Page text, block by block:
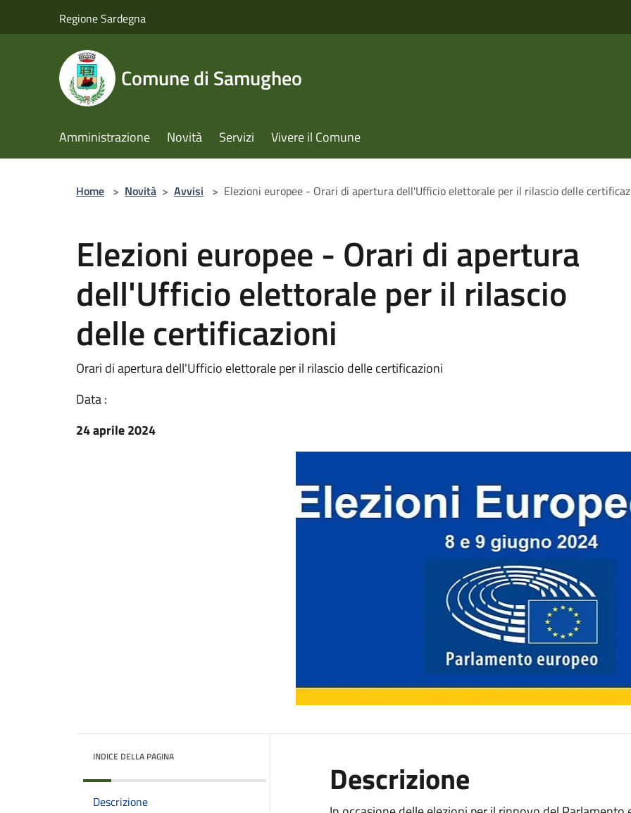
Regione Sardegna
Comune di Samugheo
Amministrazione Novità Servizi Vivere il Comune
Home > Novità > Avvisi > Elezioni europee - Orari di apertura dell'Ufficio elettorale per il rilascio delle
Elezioni europee - Orari di apertura
dell'Ufficio elettorale per il rilascio
delle certificazioni
Orari di apertura dell'Ufficio elettorale per il rilascio delle certificazioni
Data :
24 aprile 2024
INDICE DELLA PAGINA
Descrizione
Descrizione